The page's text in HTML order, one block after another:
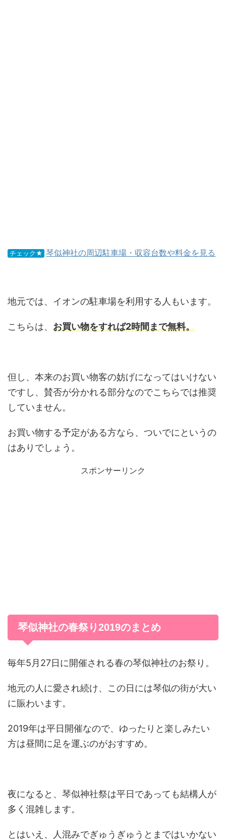
チェック★ 琴似神社の周辺駐車場・収容台数や料金を見る
地元では、イオンの駐車場を利用する人もいます。
こちらは、 お買い物をすれば2時間まで無料。
但し、本来のお買い物客の妨げになってはいけない
ですし、賛否が分かれる部分なのでこちらでは推奨
していません。
お買い物する予定がある方なら、ついでにというの
はありでしょう。
スポンサーリンク
琴似神社の春祭り2019のまとめ
毎年5月27日に開催される春の琴似神社のお祭り。
地元の人に愛され続け、この日には琴似の街が大い
に賑わいます。
2019年は平日開催なので、ゆったりと楽しみたい
方は昼間に足を運ぶのがおすすめ。
夜になると、琴似神社祭は平日であっても結構人が
多く混雑します。
とはいえ、人混みでぎゅうぎゅうとまではいかない